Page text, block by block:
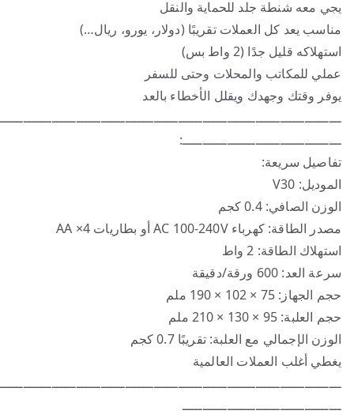
يجي معه شنطة جلد للحماية والنقل
مناسب يعد كل العملات تقريبًا (دولار، يورو، ريال…)
استهلاكه قليل جدًا (2 واط بس)
عملي للمكاتب والمحلات وحتى للسفر
يوفر وقتك وجهدك ويقلل الأخطاء بالعد
ـــــــــــــــــــــــــــــــــــــــ:
تفاصيل سريعة:
الموديل: V30
الوزن الصافي: 0.4 كجم
مصدر الطاقة: كهرباء AC 100-240V أو بطاريات AA ×4
استهلاك الطاقة: 2 واط
سرعة العد: 600 ورقة/دقيقة
حجم الجهاز: ‎190 × 102 × 75 ملم
حجم العلبة: ‎210 × 130 × 95 ملم
الوزن الإجمالي مع العلبة: تقريبًا 0.7 كجم
يغطي أغلب العملات العالمية
ـــــــــــــــــــــــــــــــــــــــ